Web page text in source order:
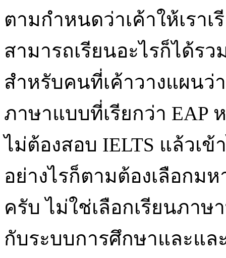
ตามกำหนดว่าเค้าให้เราเ
สามารถเรียนอะไรก็ได้ร
สำหรับคนที่เค้าวางแผนว่
ภาษาแบบที่เรียกว่า EAP
ไม่ต้องสอบ IELTS แล้วเ
อย่างไรก็ตามต้องเลือกม
ครับ ไม่ใช่เลือกเรียนภาษ
กับระบบการศึกษาและแล